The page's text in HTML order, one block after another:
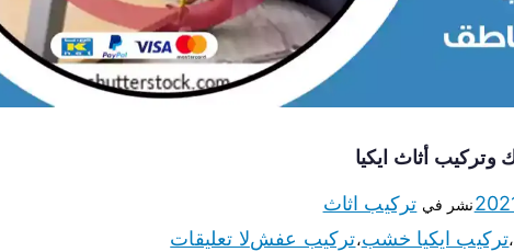
نشر في تركيب اثاث
،تركيب ايكيا خشب،تركيب عفشلا تعليقات